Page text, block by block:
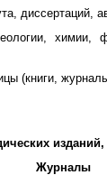
диссертаций,
(книги,
Журналы